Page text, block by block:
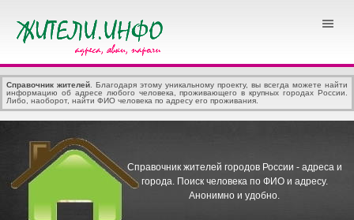
Справочник жителей . Благодаря этому уникальному проекту, вы всегда можете найти
информацию об адресе любого человека, проживающего в крупных городах России.
Либо, наоборот, найти ФИО человека по адресу его проживания.
Справочник жителей городов России - адреса и
города. Поиск человека по ФИО и адресу.
Анонимно и удобно.